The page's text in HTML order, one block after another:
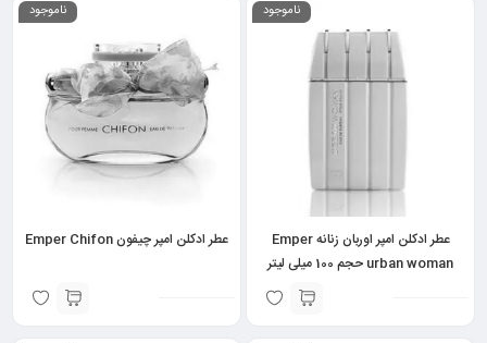
ناموجود
عطر ادکلن امپر اوربان زنانه Emper
urban woman حجم 100 میلی لیتر
ناموجود
عطر ادکلن امپر چیفون Emper Chifon